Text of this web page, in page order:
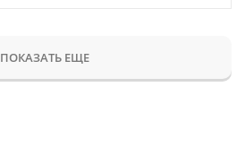
ПОКАЗАТЬ ЕЩЕ